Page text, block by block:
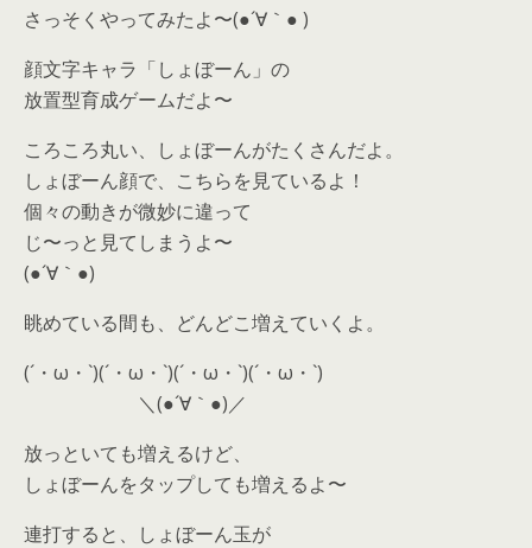
さっそくやってみたよ〜(●´∀｀● )
顔文字キャラ「しょぼーん」の
放置型育成ゲームだよ〜
ころころ丸い、しょぼーんがたくさんだよ。
しょぼーん顔で、こちらを見ているよ！
個々の動きが微妙に違って
じ〜っと見てしまうよ〜
(●´∀｀●)
眺めている間も、どんどこ増えていくよ。
(´・ω・`)(´・ω・`)(´・ω・`)(´・ω・`)
＼(●´∀｀●)／
放っといても増えるけど、
しょぼーんをタップしても増えるよ〜
連打すると、しょぼーん玉が